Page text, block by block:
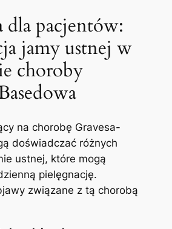
dla pacjentów:
jamy ustnej w
choroby
na chorobę ⁢Gravesa-
doświadczać różnych
⁢ustnej, które mogą
pielęgnację.
związane z tą chorobą⁣